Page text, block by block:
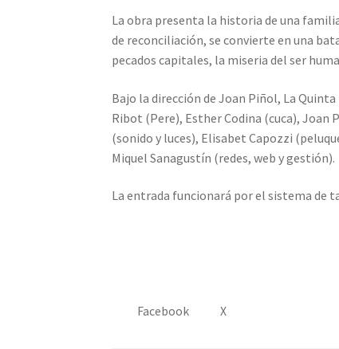
La obra presenta la historia de una
de reconciliación, se convierte en una
pecados capitales, la miseria del ser
Bajo la dirección de Joan Piñol, La
Ribot (Pere), Esther Codina (cuca), Joan
(sonido y luces), Elisabet Capozzi
Miquel Sanagustín (redes, web y gestión).
La entrada funcionará por el sistema de
Facebook X